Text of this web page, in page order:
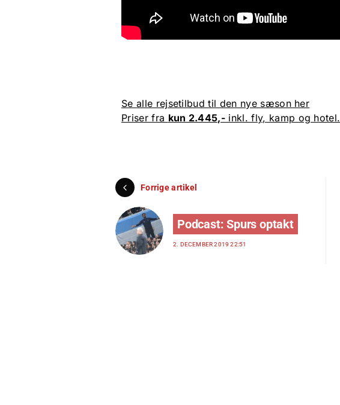
Se alle rejsetilbud til den nye sæson her
Priser fra kun 2.445,- inkl. fly, kamp og hotel.
Forrige artikel
Podcast: Spurs optakt
2. DECEMBER 2019 22:51